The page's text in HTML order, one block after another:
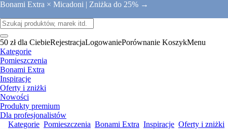
Bonami Extra × Micadoni | Zniżka do 25% →
50 zł dla CiebieRejestracjaLogowaniePorównanie KoszykMenu
Kategorie
Pomieszczenia
Bonami Extra
Inspiracje
Oferty i zniżki
Nowości
Produkty premium
Dla profesjonalistów
Kategorie Pomieszczenia Bonami Extra Inspiracje Oferty i zniżki